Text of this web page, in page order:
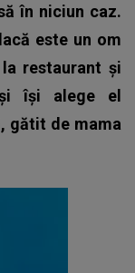
în niciun caz.
este un om
restaurant și
își alege el
gătit de mama